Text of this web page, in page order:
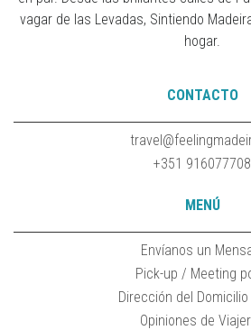
vagar de las Levadas, Sintiendo
hogar.
CONTACTO
+351 916077708
MENÚ
Envíanos un
Pick-up / Meeting
Dirección del
Opiniones de